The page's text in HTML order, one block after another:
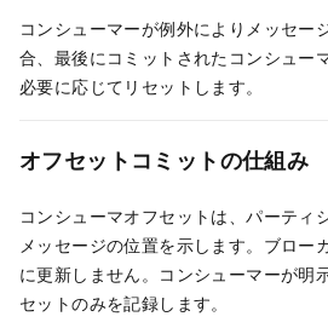
コンシューマーが例外によりメッセー
合、最後にコミットされたコンシュー
必要に応じてリセットします。
オフセットコミットの仕組み
コンシューマオフセットは、パーティ
メッセージの位置を示します。ブロー
に更新しません。コンシューマーが明
セットのみを記録します。